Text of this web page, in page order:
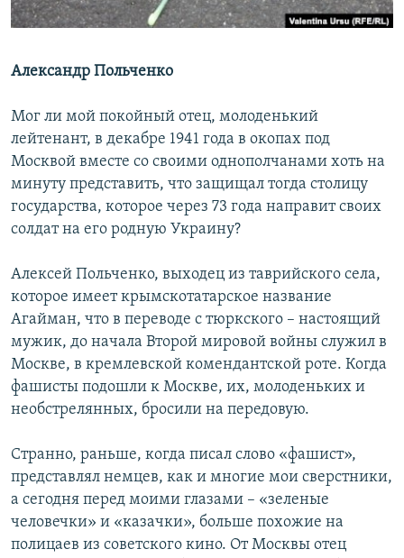
ПОБЕДИТЕЛЕЙ НЕ СУДЯТ?
УКРАИНСКАЯ ПРОБЛЕМА КРЫМА
ПРИСОЕДИНЯЙТЕСЬ!
Все сайты RFE/RL
Александр Польченко
Мог ли мой покойный отец, молоденький
лейтенант, в декабре 1941 года в окопах под
Москвой вместе со своими однополчанами хоть на
минуту представить, что защищал тогда столицу
государства, которое через 73 года направит своих
солдат на его родную Украину?
Алексей Польченко, выходец из таврийского села,
которое имеет крымскотатарское название
Агайман, что в переводе с тюркского – настоящий
мужик, до начала Второй мировой войны служил в
Москве, в кремлевской комендантской роте. Когда
фашисты подошли к Москве, их, молоденьких и
необстрелянных, бросили на передовую.
Странно, раньше, когда писал слово «фашист»,
представлял немцев, как и многие мои сверстники,
а сегодня перед моими глазами – «зеленые
человечки» и «казачки», больше похожие на
полицаев из советского кино. От Москвы отец